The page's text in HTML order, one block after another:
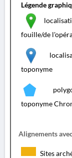
Légende
fouille/de
toponyme
toponyme
Alignements
Sites